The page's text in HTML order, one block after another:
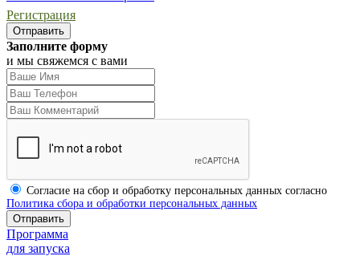
Регистрация
Заполните форму
и мы свяжемся с вами
Согласие на сбор и обработку персональных данных согласно
Политика сбора и обработки персональных данных
Программа
для запуска